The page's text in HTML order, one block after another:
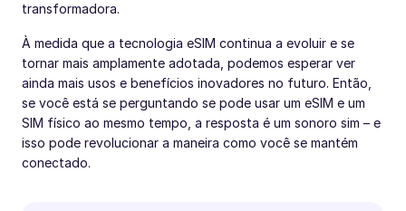
transformadora.
À medida que a tecnologia eSIM continua a evoluir e se
tornar mais amplamente adotada, podemos esperar ver
ainda mais usos e benefícios inovadores no futuro. Então,
se você está se perguntando se pode usar um eSIM e um
SIM físico ao mesmo tempo, a resposta é um sonoro sim – e
isso pode revolucionar a maneira como você se mantém
conectado.